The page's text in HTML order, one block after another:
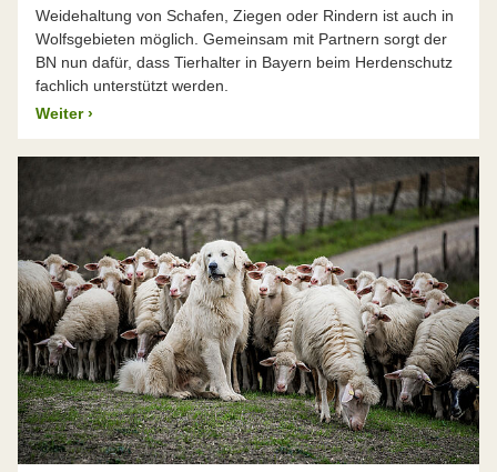
Weidehaltung von Schafen, Ziegen oder Rindern ist auch in
Wolfsgebieten möglich. Gemeinsam mit Partnern sorgt der
BN nun dafür, dass Tierhalter in Bayern beim Herdenschutz
fachlich unterstützt werden.
Weiter ›